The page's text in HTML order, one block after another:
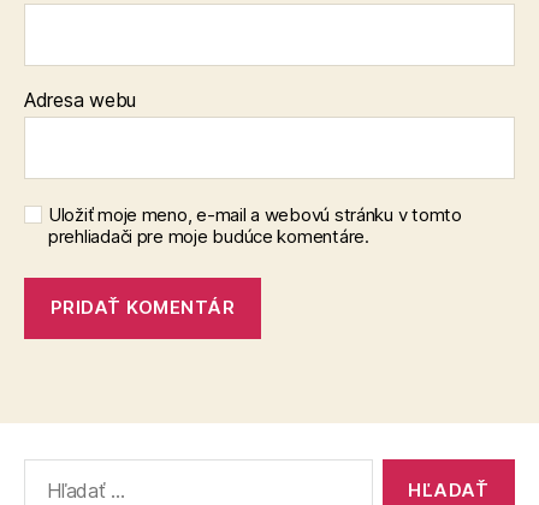
Adresa webu
Uložiť moje meno, e-mail a webovú stránku v tomto
prehliadači pre moje budúce komentáre.